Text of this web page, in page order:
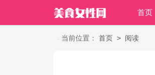
首页
职场
当前位置： 首页 > 阅读